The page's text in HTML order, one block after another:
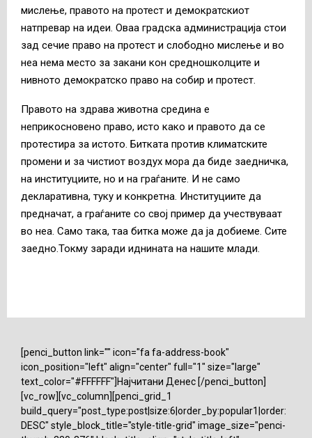
мислење, правото на протест и демократскиот
натпревар на идеи. Оваа градска администрација стои
зад сечие право на протест и слободно мислење и во
неа нема место за закани кон средношколците и
нивното демократско право на собир и протест.
Правото на здрава животна средина е
неприкосновено право, исто како и правото да се
протестира за истото. Битката против климатските
промени и за чистиот воздух мора да биде заедничка,
на институциите, но и на граѓаните. И не само
декларативна, туку и конкретна. Институциите да
предначат, а граѓаните со свој пример да учествуваат
во неа. Само така, таа битка може да ја добиеме. Сите
заедно.Токму заради иднината на нашите млади.
[penci_button link="" icon="fa fa-address-book"
icon_position="left" align="center" full="1" size="large"
text_color="#FFFFFF"]Најчитани Денес [/penci_button]
[vc_row][vc_column][penci_grid_1
build_query="post_type:post|size:6|order_by:popular1|order:
DESC" style_block_title="style-title-grid" image_size="penci-